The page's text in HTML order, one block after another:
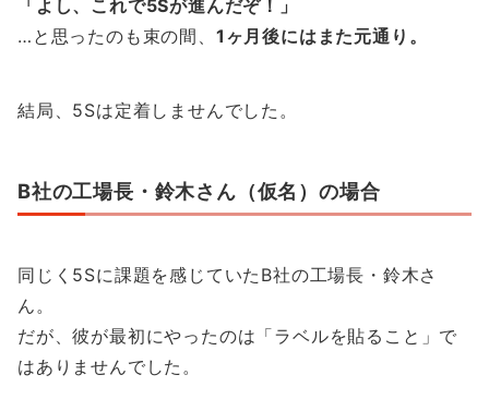
「よし、これで5Sが進んだぞ！」
…と思ったのも束の間、 1ヶ月後にはまた元通り。
結局、5Sは定着しませんでした。
B社の工場長・鈴木さん（仮名）の場合
同じく5Sに課題を感じていたB社の工場長・鈴木さ
ん。
だが、彼が最初にやったのは「ラベルを貼ること」で
はありませんでした。